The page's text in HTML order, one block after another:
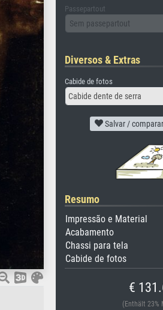
Passepartout
Sem passepartout
Diversos & Extras
Cabide de fotos
Cabide dente de serra
Salvar /
Resumo
Impressão e Material
Acabamento
Chassi para tela
Cabide de fotos
€
(Enthält 23%